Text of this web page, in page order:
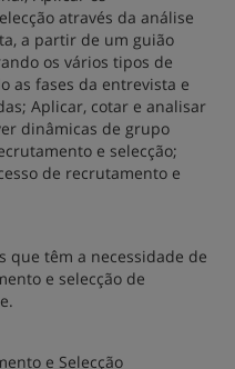
através da análise
a partir de um guião
os vários tipos de
as fases da entrevista e
Aplicar, cotar e analisar
dinâmicas de grupo
e selecção;
de recrutamento e
que têm a necessidade de
e selecção de
e Selecção